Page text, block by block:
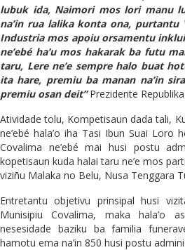
lubuk ida, Naimori mos lori manu
na’in rua lalika konta ona, purtantu
Industria mos apoiu orsamentu
ne’ebé ha’u mos hakarak ba futu
taru, Lere ne’e sempre halo buat
ita hare, premiu ba manan na’in
premiu osan deit”Prezidente
Atividade tolu, Kompetisaun dada tali,
ne’ebé hala’o iha Tasi Ibun Suai Loro
Covalima ne’ebé mai husi postu
kopetisaun kuda halai taru ne’e mos
viziñu Malaka no Belu, Nusa Tenggara
Entretantu objetivu prinsipal husi
Munisipiu Covalima, maka hala’o
nesesidade baziku ba familia
hamotu ema na’in 850 husi postu